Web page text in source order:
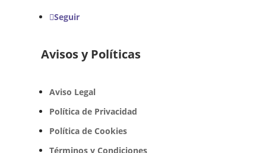
Seguir
Avisos y Políticas
Aviso Legal
Política de Privacidad
Política de Cookies
Términos y Condiciones